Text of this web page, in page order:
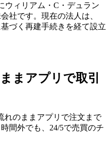
ウィリアム・C・デュラン
社です。現在の法人は、
づく再建手続きを経て設立
まアプリで取引
れのままアプリで注文まで
間外でも、24/5で売買のチ